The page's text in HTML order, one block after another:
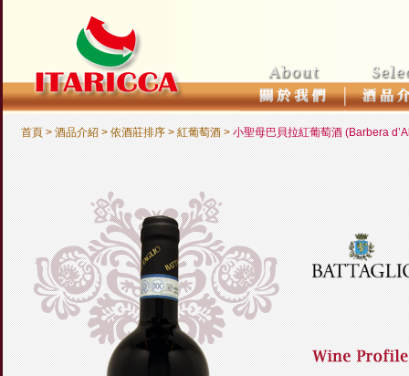
首頁 > 酒品介紹 > 依酒莊排序 > 紅葡萄酒 > 小聖母巴貝拉紅葡萄酒 (Barbera